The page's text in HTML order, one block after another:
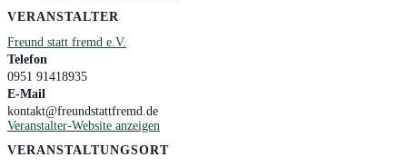
VERANSTALTER
Freund statt fremd e.V.
Telefon
0951 91418935
E-Mail
kontakt@freundstattfremd.de
Veranstalter-Website anzeigen
VERANSTALTUNGSORT